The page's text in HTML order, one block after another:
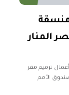
منسقة
المنار
ترميم مقر
الأمم
زيارة